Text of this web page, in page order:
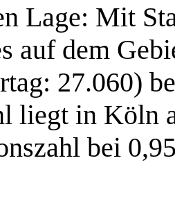
Lage: Mit
auf dem
27.060)
liegt in Köln
bei